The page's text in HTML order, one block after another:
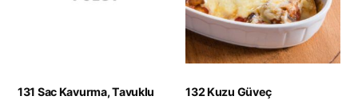
131 Sac Kavurma, Tavuklu 132 Kuzu Güveç